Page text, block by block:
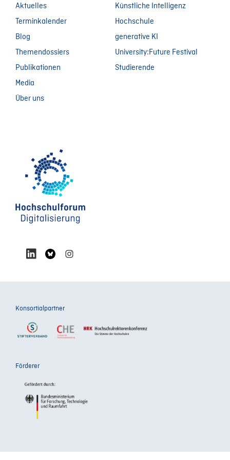
Aktuelles
Terminkalender
Blog
Themendossiers
Publikationen
Media
Über uns
Künstliche Intelligenz
Hochschule
generative KI
University:Future Festival
Studierende
Konsortialpartner
Förderer